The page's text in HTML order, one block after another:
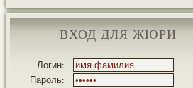
ВХОД ДЛЯ ЖЮРИ
Логин:
Пароль: